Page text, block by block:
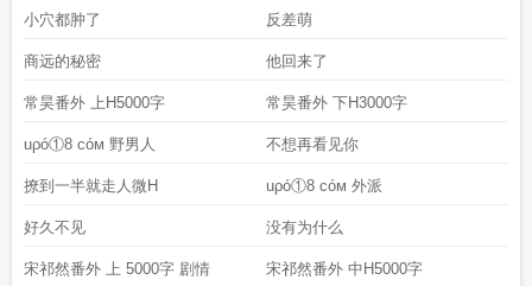
H
小穴都肿了 反差萌
商远的秘密 他回来了
常昊番外 上H5000字 常昊番外 下H3000字
uρó①8 cóм 野男人 不想再看见你
撩到一半就走人微H uρó①8 cóм 外派
好久不见 没有为什么
宋祁然番外 上 5000字 剧情 宋祁然番外 中H5000字